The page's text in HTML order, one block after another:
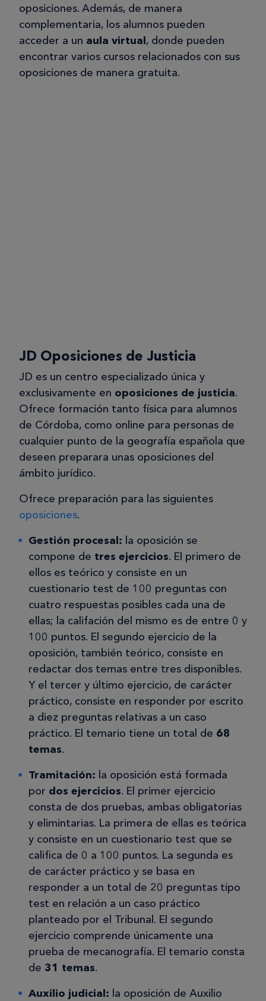
oposiciones. Además, de manera
complementaria, los alumnos pueden
acceder a un aula virtual, donde pueden
encontrar varios cursos relacionados con sus
oposiciones de manera gratuita.
JD Oposiciones de Justicia
JD es un centro especializado única y
exclusivamente en oposiciones de justicia.
Ofrece formación tanto física para alumnos
de Córdoba, como online para personas de
cualquier punto de la geografía española que
deseen preparara unas oposiciones del
ámbito jurídico.
Ofrece preparación para las siguientes
oposiciones.
Gestión procesal: la oposición se
compone de tres ejercicios. El primero de
ellos es teórico y consiste en un
cuestionario test de 100 preguntas con
cuatro respuestas posibles cada una de
ellas; la califación del mismo es de entre 0 y
100 puntos. El segundo ejercicio de la
oposición, también teórico, consiste en
redactar dos temas entre tres disponibles.
Y el tercer y último ejercicio, de carácter
práctico, consiste en responder por escrito
a diez preguntas relativas a un caso
práctico. El temario tiene un total de 68
temas.
Tramitación: la oposición está formada
por dos ejercicios. El primer ejercicio
consta de dos pruebas, ambas obligatorias
y elimintarias. La primera de ellas es teórica
y consiste en un cuestionario test que se
califica de 0 a 100 puntos. La segunda es
de carácter práctico y se basa en
responder a un total de 20 preguntas tipo
test en relación a un caso práctico
planteado por el Tribunal. El segundo
ejercicio comprende únicamente una
prueba de mecanografía. El temario consta
de 31 temas.
Auxilio judicial: la oposición de Auxilio